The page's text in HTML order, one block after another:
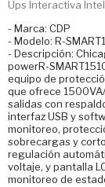
Ups Interactiva
- Marca: CDP
- Modelo: R-
- Descripción:
powerR-
equipo de
que ofrece
salidas con
interfaz USB y
monitoreo,
sobrecargas y
regulación
voltaje, y pantalla
monitoreo de